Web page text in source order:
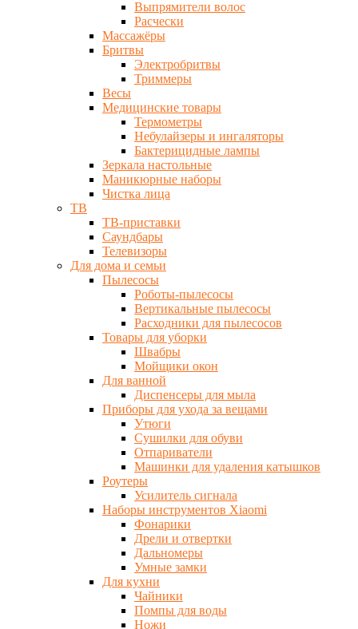
Выпрямители волос
Расчески
Массажёры
Бритвы
Электробритвы
Триммеры
Весы
Медицинские товары
Термометры
Небулайзеры и ингаляторы
Бактерицидные лампы
Зеркала настольные
Маникюрные наборы
Чистка лица
ТВ
ТВ-приставки
Саундбары
Телевизоры
Для дома и семьи
Пылесосы
Роботы-пылесосы
Вертикальные пылесосы
Расходники для пылесосов
Товары для уборки
Швабры
Мойщики окон
Для ванной
Диспенсеры для мыла
Приборы для ухода за вещами
Утюги
Сушилки для обуви
Отпариватели
Машинки для удаления катышков
Роутеры
Усилитель сигнала
Наборы инструментов Xiaomi
Фонарики
Дрели и отвертки
Дальномеры
Умные замки
Для кухни
Чайники
Помпы для воды
Ножи